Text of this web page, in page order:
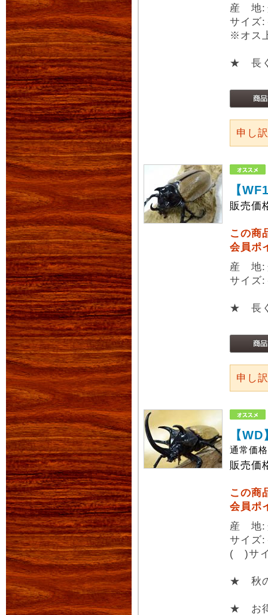
産 地:
サイ
※オス
★ 長
申し
【
販売価
この商
会員ポ
産 地:
サイ
★ 長
申し
【
通常価
販売価
この商
会員ポ
産 地:
サイ
( )サイ
★ 秋
★ お